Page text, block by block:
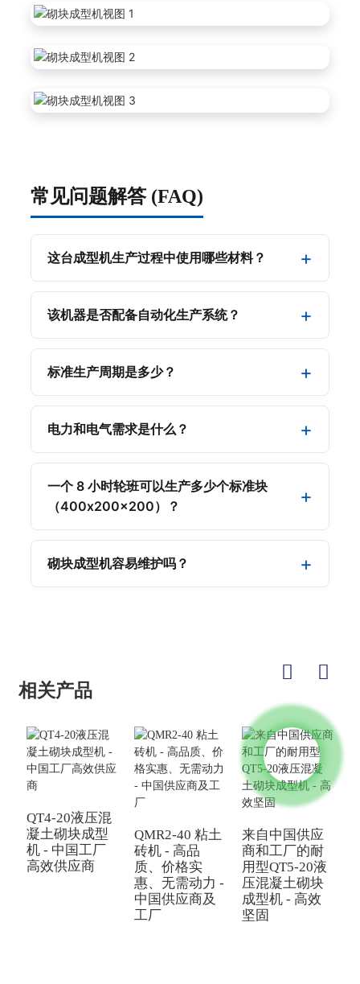
常见问题解答 (FAQ)
这台成型机生产过程中使用哪些材料？
该机器是否配备自动化生产系统？
标准生产周期是多少？
电力和电气需求是什么？
一个 8 小时轮班可以生产多少个标准块
（400x200x200）？
砌块成型机容易维护吗？
相关产品
QT4-20液压混
凝土砌块成型
机 - 中国工厂
高效供应商
QMR2-40 粘土
砖机 - 高品
质、价格实
惠、无需动力 -
中国供应商及
工厂
来自中国供应
商和工厂的耐
用型QT5-20液
压混凝土砌块
成型机 - 高效
坚固